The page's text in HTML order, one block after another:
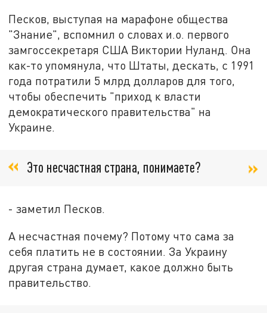
Песков, выступая на марафоне общества
"Знание", вспомнил о словах и.о. первого
замгоссекретаря США Виктории Нуланд. Она
как-то упомянула, что Штаты, дескать, с 1991
года потратили 5 млрд долларов для того,
чтобы обеспечить "приход к власти
демократического правительства" на
Украине.
Это несчастная страна, понимаете?
- заметил Песков.
А несчастная почему? Потому что сама за
себя платить не в состоянии. За Украину
другая страна думает, какое должно быть
правительство.